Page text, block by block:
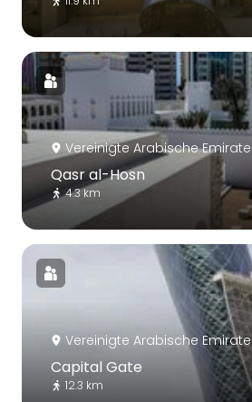
Vereinigte Arabische Emirate
Qasr al-Hosn
4.3 km
Vereinigte Arabische Emirate
Capital Gate
12.3 km